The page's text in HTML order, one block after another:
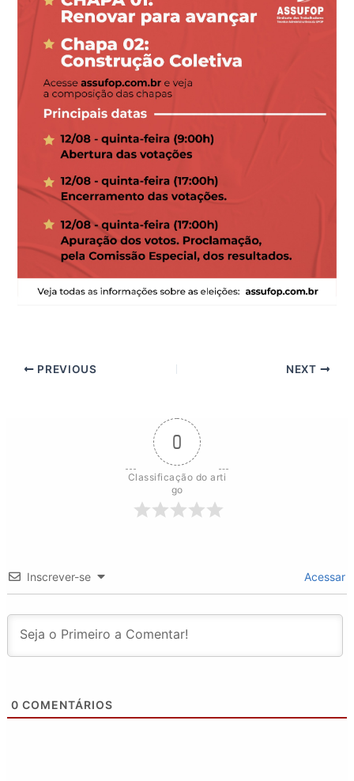
PREVIOUS NEXT
0
Classificação do arti
go
Inscrever-se Acessar
0 COMENTÁRIOS